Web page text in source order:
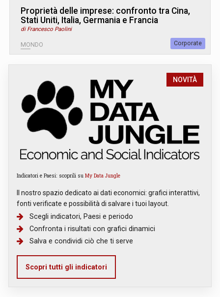
Proprietà delle imprese: confronto tra Cina,
Stati Uniti, Italia, Germania e Francia
di Francesco Paolini
MONDO Corporate
NOVITÀ
Indicatori e Paesi: scoprili su My Data Jungle
Il nostro spazio dedicato ai dati economici: grafici interattivi,
fonti verificate e possibilità di salvare i tuoi layout.
Scegli indicatori, Paesi e periodo
Confronta i risultati con grafici dinamici
Salva e condividi ciò che ti serve
Scopri tutti gli indicatori